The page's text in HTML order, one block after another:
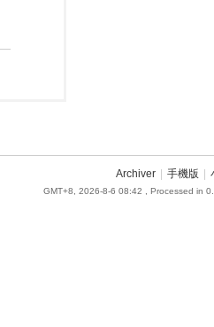
Archiver 手機版
GMT+8, 2026-8-6 08:42 , Processed in